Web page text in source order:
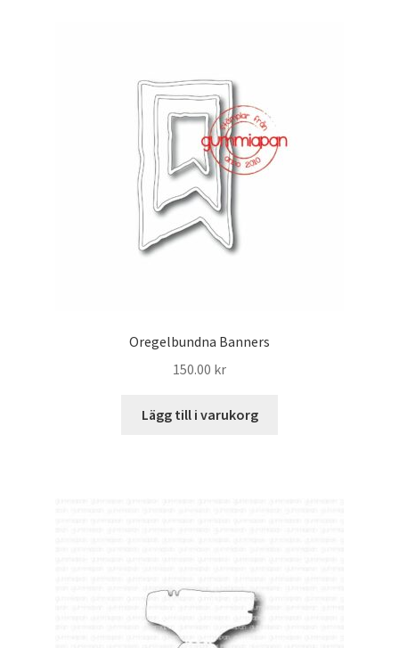
Oregelbundna Banners
150.00 kr
Lägg till i varukorg